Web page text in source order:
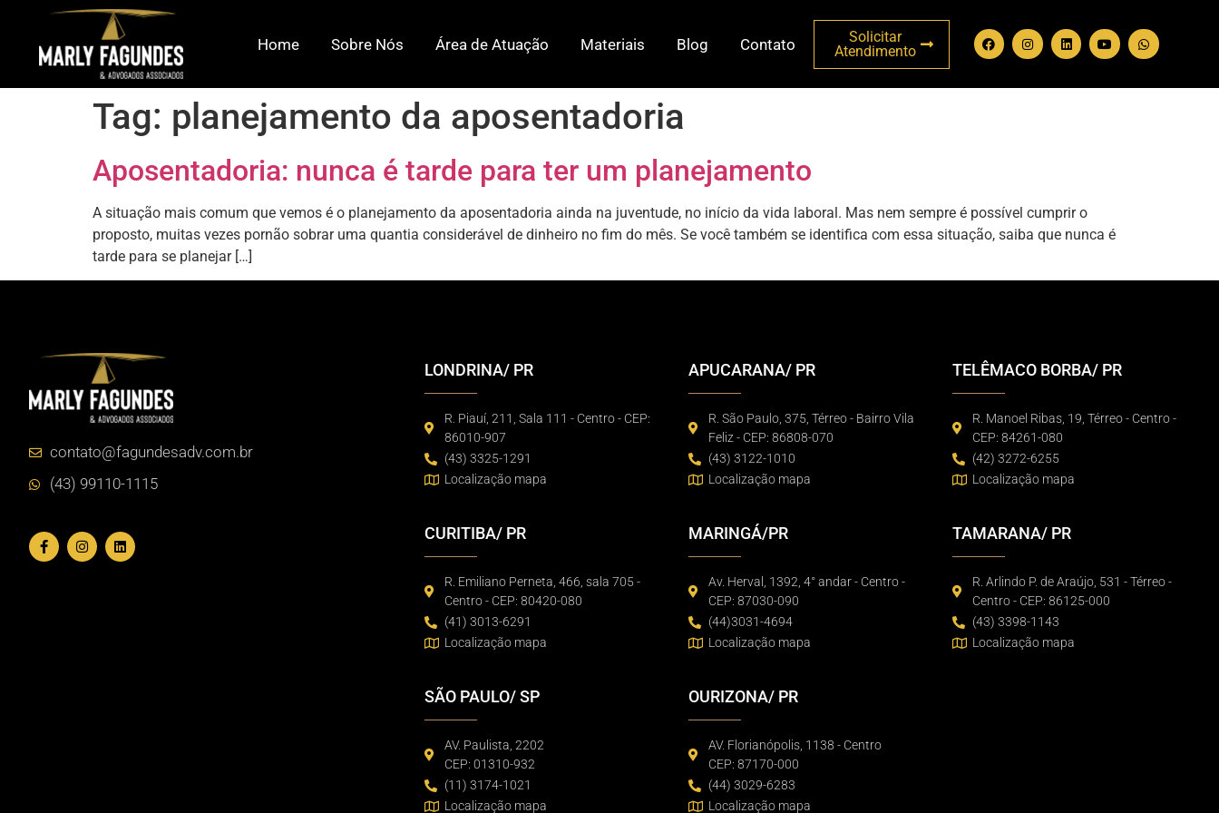
Home Sobre Nós Área de Atuação Materiais Blog Contato
Solicitar
Atendimento
Tag: planejamento da aposentadoria
Aposentadoria: nunca é tarde para ter um planejamento
A situação mais comum que vemos é o planejamento da aposentadoria ainda na juventude, no início da vida laboral. Mas nem sempre é possível cumprir o
proposto, muitas vezes pornão sobrar uma quantia considerável de dinheiro no fim do mês. Se você também se identifica com essa situação, saiba que nunca é
tarde para se planejar […]
contato@fagundesadv.com.br
(43) 99110-1115
LONDRINA/ PR
R. Piauí, 211, Sala 111 - Centro - CEP:
86010-907
(43) 3325-1291
Localização mapa
CURITIBA/ PR
R. Emiliano Perneta, 466, sala 705 -
Centro - CEP: 80420-080
(41) 3013-6291
Localização mapa
SÃO PAULO/ SP
AV. Paulista, 2202
CEP: 01310-932
(11) 3174-1021
Localização mapa
APUCARANA/ PR
R. São Paulo, 375, Térreo - Bairro Vila
Feliz - CEP: 86808-070
(43) 3122-1010
Localização mapa
MARINGÁ/PR
Av. Herval, 1392, 4° andar - Centro -
CEP: 87030-090
(44)3031-4694
Localização mapa
OURIZONA/ PR
AV. Florianópolis, 1138 - Centro
CEP: 87170-000
(44) 3029-6283
Localização mapa
TELÊMACO BORBA/ PR
R. Manoel Ribas, 19, Térreo - Centro -
CEP: 84261-080
(42) 3272-6255
Localização mapa
TAMARANA/ PR
R. Arlindo P. de Araújo, 531 - Térreo -
Centro - CEP: 86125-000
(43) 3398-1143
Localização mapa